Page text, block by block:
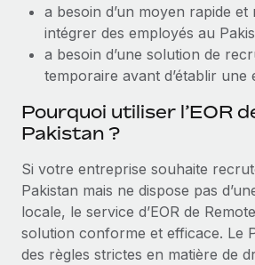
En savoir plus
répartis dans 19 pays grâce à
Phiture, un leader notable du conseil en
En savoir plus
a besoin d’un moyen rapide
intégrer des employés au
a besoin d’une solution de
temporaire avant d’établir une
Pourquoi utiliser l’EOR
Pakistan ?
Si votre entreprise souhaite
Pakistan mais ne dispose pas
locale, le service d’EOR de
solution conforme et efficace. Le
des règles strictes en matière de